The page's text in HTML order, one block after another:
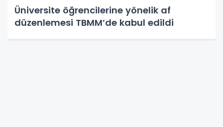
Üniversite öğrencilerine yönelik af
düzenlemesi TBMM’de kabul edildi